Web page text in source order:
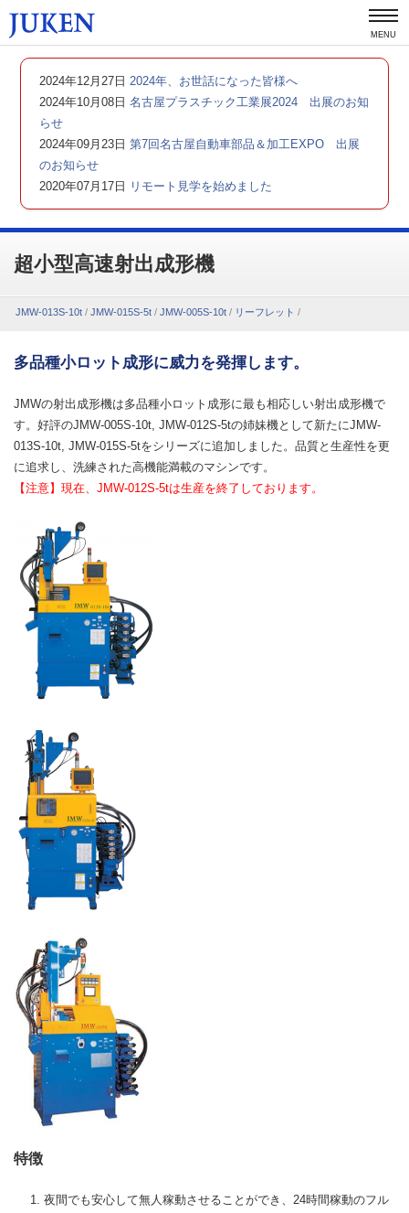
MENU
2024年12月27日 2024年、お世話になった皆様へ
2024年10月08日 名古屋プラスチック工業展2024 出展のお知
らせ
2024年09月23日 第7回名古屋自動車部品＆加工EXPO 出展
のお知らせ
2020年07月17日
リモート見学を始めました
超小型高速射出成形機
JMW-013S-10t/ JMW-015S-5t/ JMW-005S-10t/ リーフレット /
多品種小ロット成形に威力を発揮します。
JMWの射出成形機は多品種小ロット成形に最も相応しい射出成形機で
す。好評のJMW-005S-10t, JMW-012S-5tの姉妹機として新たにJMW-
013S-10t, JMW-015S-5tをシリーズに追加しました。品質と生産性を更
に追求し、洗練された高機能満載のマシンです。
【注意】現在、JMW-012S-5tは生産を終了しております。
特徴
夜間でも安心して無人稼動させることができ、24時間稼動のフル